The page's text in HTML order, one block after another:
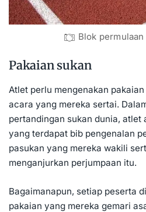
Blok
Pakaian sukan
Atlet perlu mengenakan
acara yang mereka sertai.
pertandingan sukan dunia, atlet
yang terdapat bib pengenalan
pasukan yang mereka wakili
menganjurkan perjumpaan itu.
Bagaimanapun, setiap peserta
pakaian yang mereka gemari